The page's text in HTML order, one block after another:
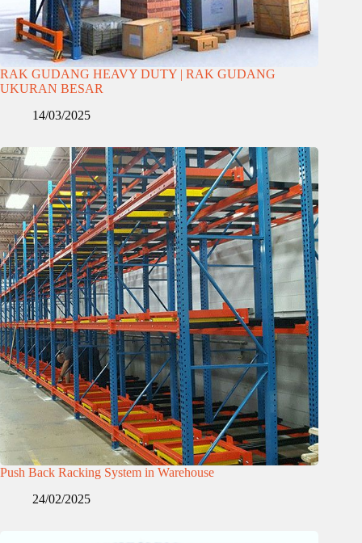
RAK GUDANG HEAVY DUTY | RAK GUDANG
UKURAN BESAR
14/03/2025
Push Back Racking System in Warehouse
24/02/2025